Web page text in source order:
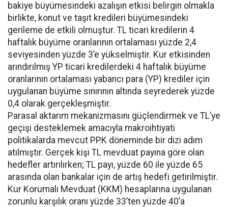
bakiye büyümesindeki azalışın etkisi belirgin olmakla
birlikte, konut ve taşıt kredileri büyümesindeki
gerileme de etkili olmuştur. TL ticari kredilerin 4
haftalık büyüme oranlarının ortalaması yüzde 2,4
seviyesinden yüzde 3’e yükselmiştir. Kur etkisinden
arındırılmış YP ticari kredilerdeki 4 haftalık büyüme
oranlarının ortalaması yabancı para (YP) krediler için
uygulanan büyüme sınırının altında seyrederek yüzde
0,4 olarak gerçekleşmiştir.
Parasal aktarım mekanizmasını güçlendirmek ve TL’ye
geçişi desteklemek amacıyla makroihtiyati
politikalarda mevcut PPK döneminde bir dizi adım
atılmıştır. Gerçek kişi TL mevduat payına göre olan
hedefler artırılırken; TL payı, yüzde 60 ile yüzde 65
arasında olan bankalar için de artış hedefi getirilmiştir.
Kur Korumalı Mevduat (KKM) hesaplarına uygulanan
zorunlu karşılık oranı yüzde 33’ten yüzde 40’a